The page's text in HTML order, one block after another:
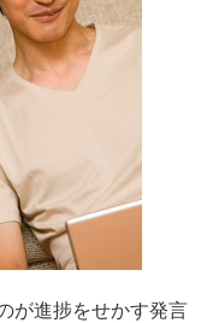
が進捗をせかす発言